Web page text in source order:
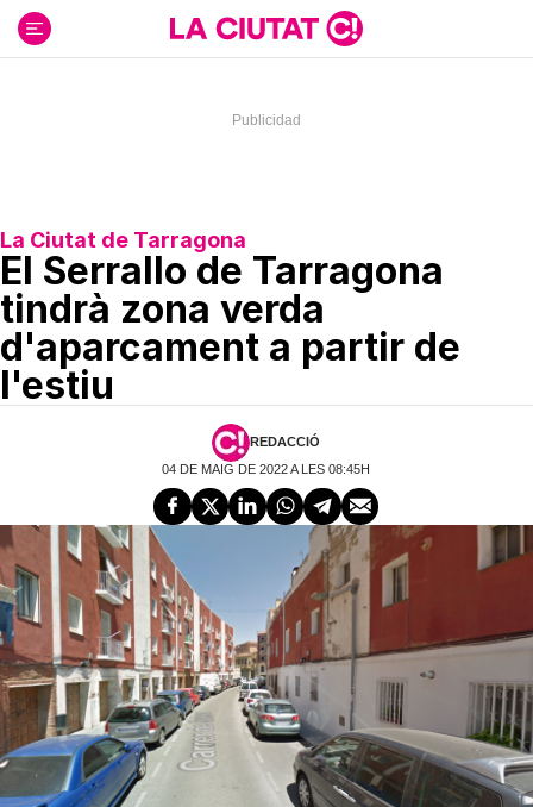
contenido
La Ciutat de Tarragona
El Serrallo de Tarragona
tindrà zona verda
d'aparcament a partir de
l'estiu
REDACCIÓ
04 DE MAIG DE 2022 A LES 08:45H